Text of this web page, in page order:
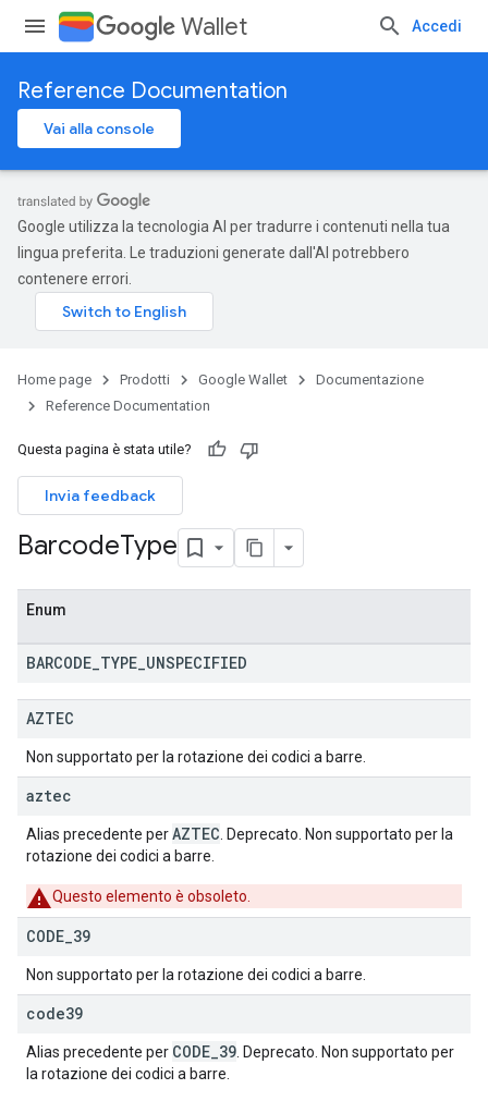
Wallet Accedi
Reference Documentation
Vai alla console
Google utilizza la tecnologia AI per tradurre i contenuti nella tua
lingua preferita. Le traduzioni generate dall'AI potrebbero
contenere errori.
Home page Prodotti Google Wallet
Documentazione
Reference Documentation
Questa pagina è stata utile?
Invia feedback
BarcodeType
Enum
BARCODE TYPE UNSPECIFIED
AZTEC
Non supportato per la rotazione dei codici a barre.
aztec
Alias precedente perAZTEC . Deprecato. Non supportato per la
rotazione dei codici a barre.
Questo elemento è obsoleto.
CODE 39
Non supportato per la rotazione dei codici a barre.
code39
Alias precedente per CODE_39 . Deprecato. Non supportato per
la rotazione dei codici a barre.